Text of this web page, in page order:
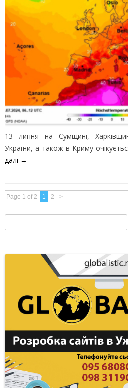
13 липня на Сумщині,
України, а також в Криму
далі →
Page 1 of 2 1 2 >